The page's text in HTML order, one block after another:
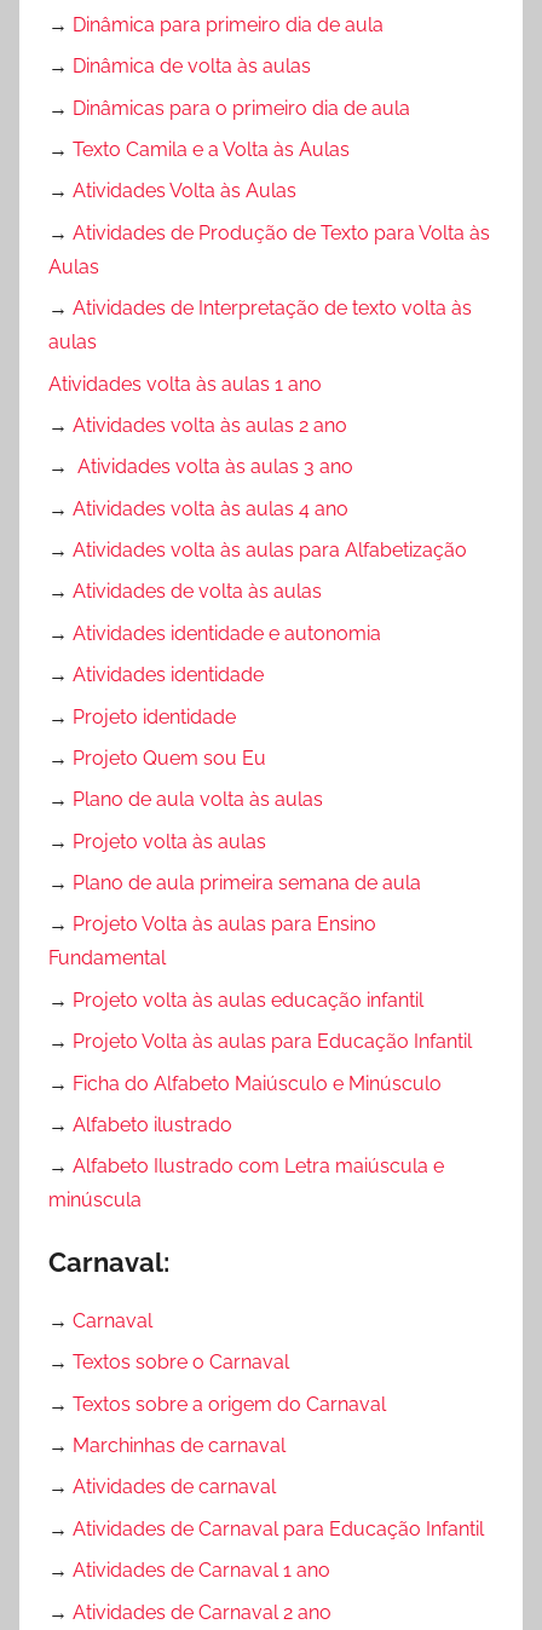
→ Dinâmica para primeiro dia de aula
→ Dinâmica de volta às aulas
→ Dinâmicas para o primeiro dia de aula
→ Texto Camila e a Volta às Aulas
→ Atividades Volta às Aulas
→ Atividades de Produção de Texto para Volta às
Aulas
→ Atividades de Interpretação de texto volta às
aulas
Atividades volta às aulas 1 ano
→ Atividades volta às aulas 2 ano
→ Atividades volta às aulas 3 ano
→ Atividades volta às aulas 4 ano
→ Atividades volta às aulas para Alfabetização
→ Atividades de volta às aulas
→ Atividades identidade e autonomia
→ Atividades identidade
→ Projeto identidade
→ Projeto Quem sou Eu
→ Plano de aula volta às aulas
→ Projeto volta às aulas
→ Plano de aula primeira semana de aula
→ Projeto Volta às aulas para Ensino
Fundamental
→ Projeto volta às aulas educação infantil
→ Projeto Volta às aulas para Educação Infantil
→ Ficha do Alfabeto Maiúsculo e Minúsculo
→ Alfabeto ilustrado
→ Alfabeto Ilustrado com Letra maiúscula e
minúscula
Carnaval:
→ Carnaval
→ Textos sobre o Carnaval
→ Textos sobre a origem do Carnaval
→ Marchinhas de carnaval
→ Atividades de carnaval
→ Atividades de Carnaval para Educação Infantil
→ Atividades de Carnaval 1 ano
→ Atividades de Carnaval 2 ano